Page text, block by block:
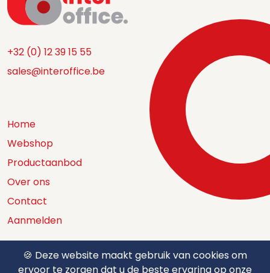
+32 (0) 12 39 15 55
sales@interoffice.be
Home
Webshop
Productaanbod
Over ons
Contact
Aanmelden
🍪 Deze website maakt gebruik van cookies om
ervoor te zorgen dat u de beste ervaring op onze